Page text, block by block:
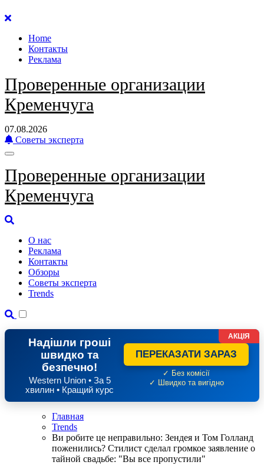
Перейти
содержанию
Home
Контакты
Реклама
Проверенные организации
Кременчуга
07.08.2026
Советы эксперта
Проверенные организации
Кременчуга
О нас
Реклама
Контакты
Обзоры
Советы эксперта
Trends
Надішли гроші
швидко та
безпечно!
Western Union • За 5
хвилин • Кращий курс
ПЕРЕКАЗАТИ ЗАРАЗ
✓ Без комісії
✓ Швидко та вигідно
АКЦІЯ
Главная
Trends
Ви робите це неправильно: Зендея и Том Голланд
поженились? Стилист сделал громкое заявление о
тайной свадьбе: "Вы все пропустили"